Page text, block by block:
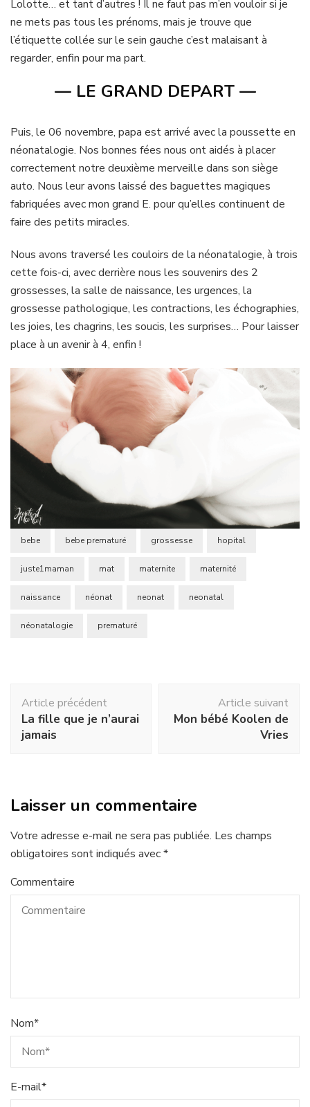
Lolotte… et tant d’autres ! Il ne faut pas m’en vouloir si je
ne mets pas tous les prénoms, mais je trouve que
l’étiquette collée sur le sein gauche c’est malaisant à
regarder, enfin pour ma part.
— LE GRAND DEPART —
Puis, le 06 novembre, papa est arrivé avec la poussette en
néonatalogie. Nos bonnes fées nous ont aidés à placer
correctement notre deuxième merveille dans son siège
auto. Nous leur avons laissé des baguettes magiques
fabriquées avec mon grand E. pour qu’elles continuent de
faire des petits miracles.
Nous avons traversé les couloirs de la néonatalogie, à trois
cette fois-ci, avec derrière nous les souvenirs des 2
grossesses, la salle de naissance, les urgences, la
grossesse pathologique, les contractions, les échographies,
les joies, les chagrins, les soucis, les surprises… Pour laisser
place à un avenir à 4, enfin !
bebe bebe prematuré grossesse hopital
juste1maman mat maternite maternité
naissance néonat neonat neonatal
néonatalogie prematuré
d'article
Article précédent
La fille que je n’aurai
jamais
Article suivant
Mon bébé Koolen de
Vries
Laisser un commentaire
Votre adresse e-mail ne sera pas publiée. Les champs
obligatoires sont indiqués avec*
Commentaire
Nom*
E-mail*